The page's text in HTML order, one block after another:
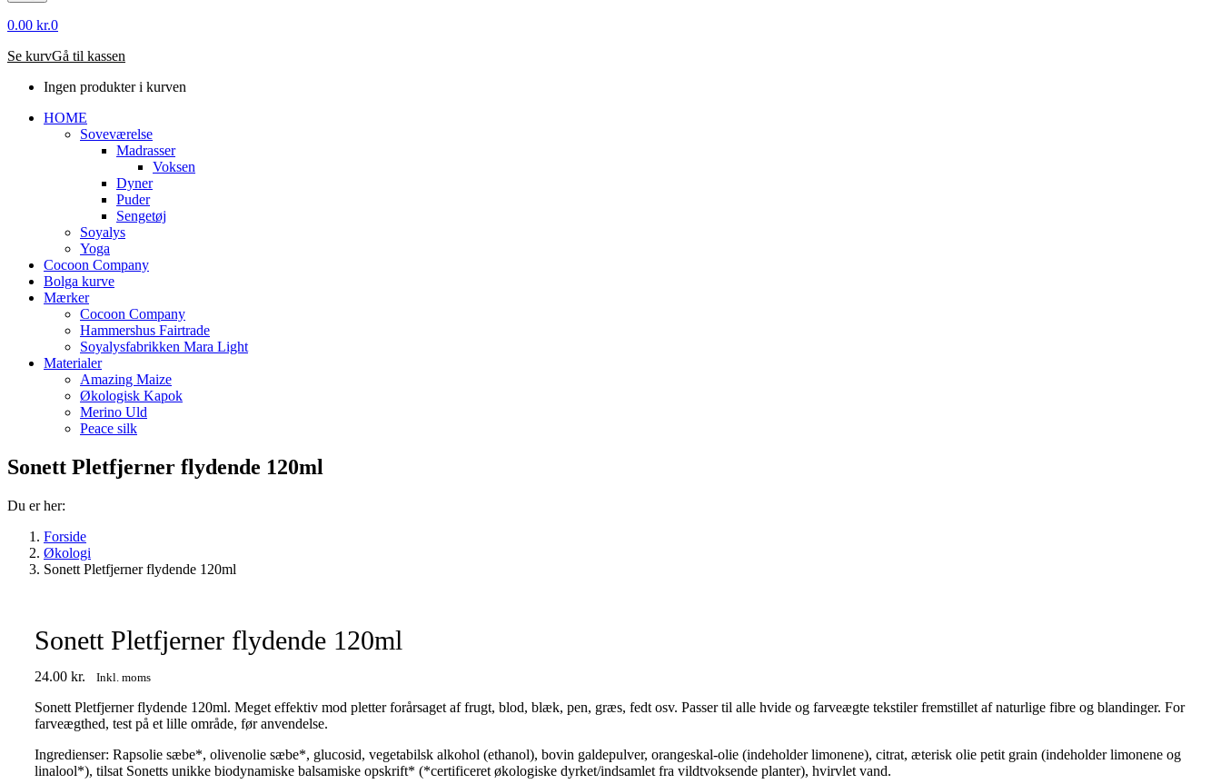
0.00 kr.0
Se kurvGå til kassen
Ingen produkter i kurven
HOME
Soveværelse
Madrasser
Voksen
Dyner
Puder
Sengetøj
Soyalys
Yoga
Cocoon Company
Bolga kurve
Mærker
Cocoon Company
Hammershus Fairtrade
Soyalysfabrikken Mara Light
Materialer
Amazing Maize
Økologisk Kapok
Merino Uld
Peace silk
Sonett Pletfjerner flydende 120ml
Du er her:
Forside
Økologi
Sonett Pletfjerner flydende 120ml
Sonett Pletfjerner flydende 120ml
24.00 kr. Inkl. moms
Sonett Pletfjerner flydende 120ml. Meget effektiv mod pletter forårsaget af frugt, blod, blæk, pen, græs, fedt osv. Passer til alle hvide og farveægte tekstiler fremstillet af naturlige fibre og blandinger. For
farveægthed, test på et lille område, før anvendelse.
Ingredienser: Rapsolie sæbe*, olivenolie sæbe*, glucosid, vegetabilsk alkohol (ethanol), bovin galdepulver, orangeskal-olie (indeholder limonene), citrat, æterisk olie petit grain (indeholder limonene og
linalool*), tilsat Sonetts unikke biodynamiske balsamiske opskrift* (*certificeret økologiske dyrket/indsamlet fra vildtvoksende planter), hvirvlet vand.